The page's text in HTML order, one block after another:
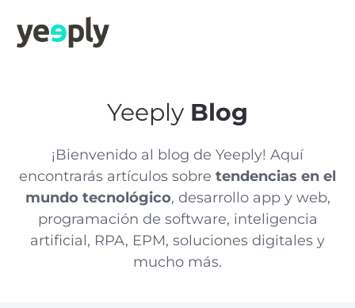
Yeeply Blog
¡Bienvenido al blog de Yeeply! Aquí
encontrarás artículos sobre tendencias en el
mundo tecnológico, desarrollo app y web,
programación de software, inteligencia
artificial, RPA, EPM, soluciones digitales y
mucho más.